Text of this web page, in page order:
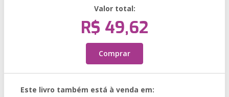
Valor total:
R$ 49,62
Comprar
Este livro também está à venda em: